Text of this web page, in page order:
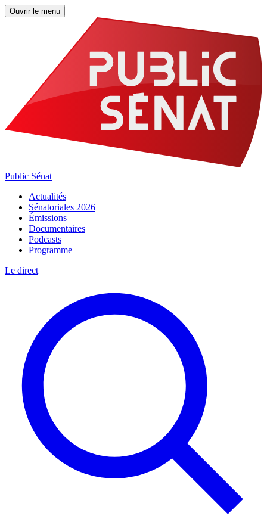
Ouvrir le menu
Public Sénat
Actualités
Sénatoriales 2026
Émissions
Documentaires
Podcasts
Programme
Le direct